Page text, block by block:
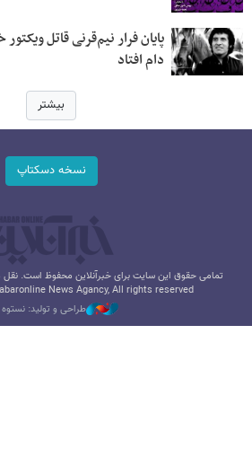
پایان فرار نیم‌قرنی قاتل
دام افتاد
بیشتر
نسخه دسکتاپ
تمامی حقوق این سایت برای خبرآنلاین محفوظ است. نقل
News Agancy, All rights reserved
طراحی و تولید: نستوه